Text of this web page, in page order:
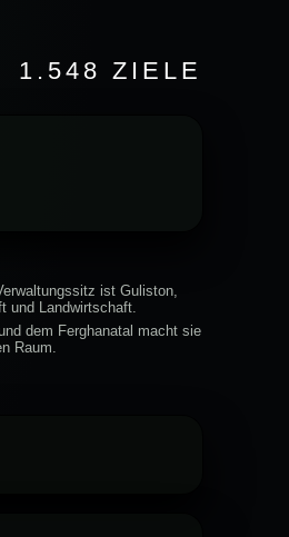
1.548 ZIELE
ist Guliston,
und Landwirtschaft.
dem Ferghanatal macht sie
Raum.